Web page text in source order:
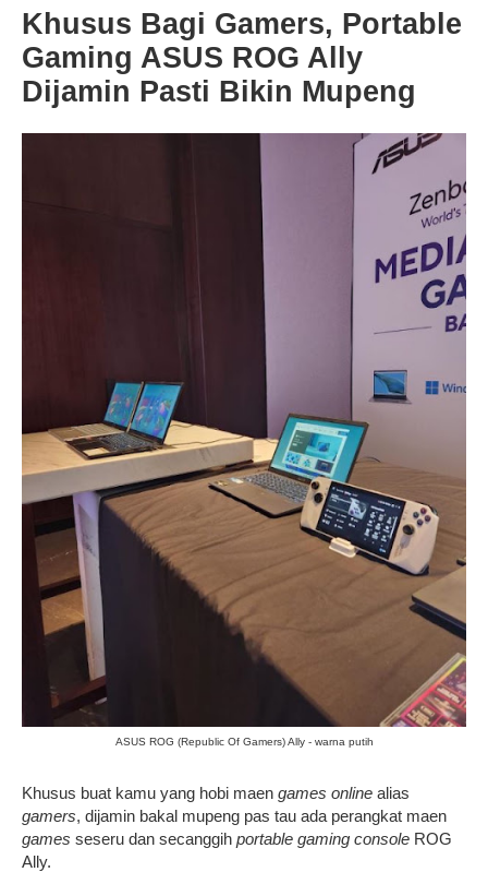
Khusus Bagi Gamers, Portable
Gaming ASUS ROG Ally
Dijamin Pasti Bikin Mupeng
ASUS ROG (Republic Of Gamers) Ally - warna putih
Khusus buat kamu yang hobi maen games online alias
gamers, dijamin bakal mupeng pas tau ada perangkat maen
games seseru dan secanggih portable gaming console ROG
Ally.